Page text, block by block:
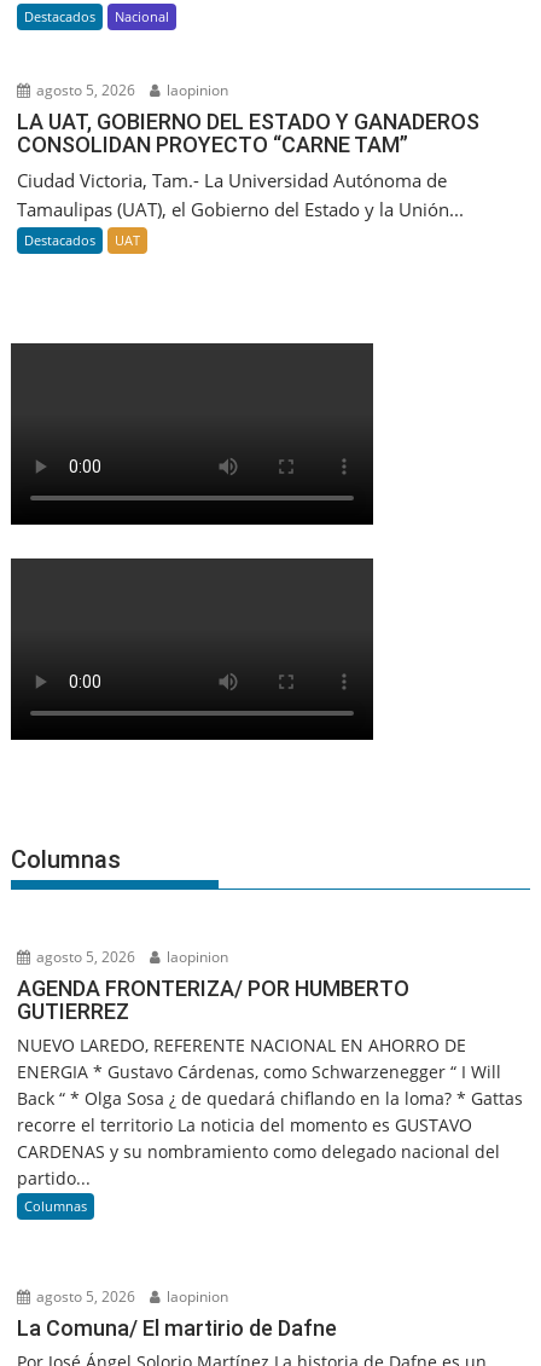
Destacados Nacional
agosto 5, 2026 laopinion
LA UAT, GOBIERNO DEL ESTADO Y GANADEROS
CONSOLIDAN PROYECTO “CARNE TAM”
Ciudad Victoria, Tam.- La Universidad Autónoma de
Tamaulipas (UAT), el Gobierno del Estado y la Unión...
Destacados UAT
Columnas
agosto 5, 2026 laopinion
AGENDA FRONTERIZA/ POR HUMBERTO
GUTIERREZ
NUEVO LAREDO, REFERENTE NACIONAL EN AHORRO DE
ENERGIA * Gustavo Cárdenas, como Schwarzenegger “ I Will
Back “ * Olga Sosa ¿ de quedará chiflando en la loma? * Gattas
recorre el territorio La noticia del momento es GUSTAVO
CARDENAS y su nombramiento como delegado nacional del
partido...
Columnas
agosto 5, 2026 laopinion
La Comuna/ El martirio de Dafne